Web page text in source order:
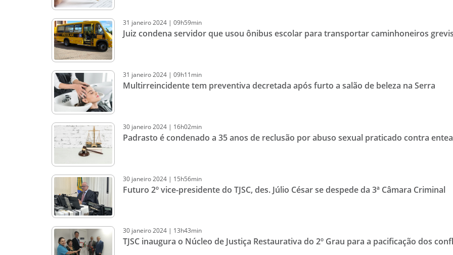
31 janeiro2024 | 09h59min
Juiz condena servidor que usou ônibus escolar para transportar caminhoneiros
31 janeiro2024 | 09h11min
Multirreincidente tem preventiva decretada após furto a salão de beleza na Serra
30 janeiro2024 | 16h02min
Padrasto é condenado a 35 anos de reclusão por abuso sexual praticado contra
30 janeiro2024 | 15h56min
Futuro 2º vice-presidente do TJSC, des. Júlio César se despede da 3ª Câmara Criminal
30 janeiro2024 | 13h43min
TJSC inaugura o Núcleo de Justiça Restaurativa do 2º Grau para a pacificação dos